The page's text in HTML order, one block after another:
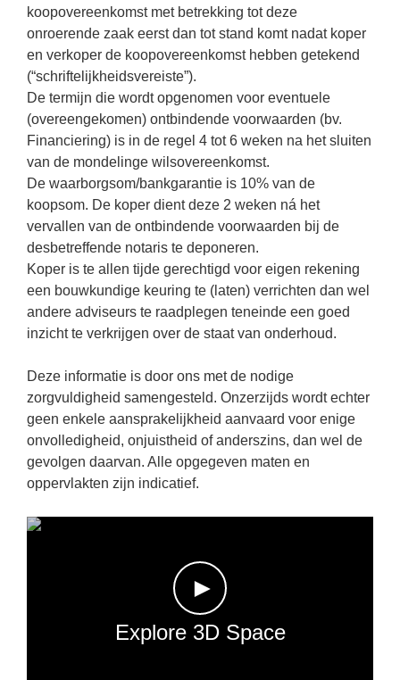
koopovereenkomst met betrekking tot deze
onroerende zaak eerst dan tot stand komt nadat koper
en verkoper de koopovereenkomst hebben getekend
(“schriftelijkheidsvereiste”).
De termijn die wordt opgenomen voor eventuele
(overeengekomen) ontbindende voorwaarden (bv.
Financiering) is in de regel 4 tot 6 weken na het sluiten
van de mondelinge wilsovereenkomst.
De waarborgsom/bankgarantie is 10% van de
koopsom. De koper dient deze 2 weken ná het
vervallen van de ontbindende voorwaarden bij de
desbetreffende notaris te deponeren.
Koper is te allen tijde gerechtigd voor eigen rekening
een bouwkundige keuring te (laten) verrichten dan wel
andere adviseurs te raadplegen teneinde een goed
inzicht te verkrijgen over de staat van onderhoud.
Deze informatie is door ons met de nodige
zorgvuldigheid samengesteld. Onzerzijds wordt echter
geen enkele aansprakelijkheid aanvaard voor enige
onvolledigheid, onjuistheid of anderszins, dan wel de
gevolgen daarvan. Alle opgegeven maten en
oppervlakten zijn indicatief.
►
Explore 3D Space